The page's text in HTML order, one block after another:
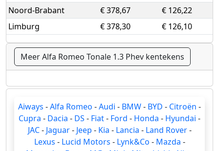
Noord-Brabant
€ 378,67
€ 126,22
Limburg
€ 378,30 € 126,10
Meer Alfa Romeo Tonale 1.3 Phev kentekens
Aiways -Alfa Romeo -Audi - BMW- BYD - Citroën -
Cupra - Dacia - DS - Fiat- Ford - Honda - Hyundai -
JAC- Jaguar- Jeep - Kia - Lancia - Land Rover-
Lexus - Lucid Motors - Lynk&Co - Mazda -